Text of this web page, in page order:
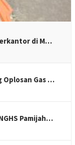
di M…
Oplosan Gas …
Pamijah…